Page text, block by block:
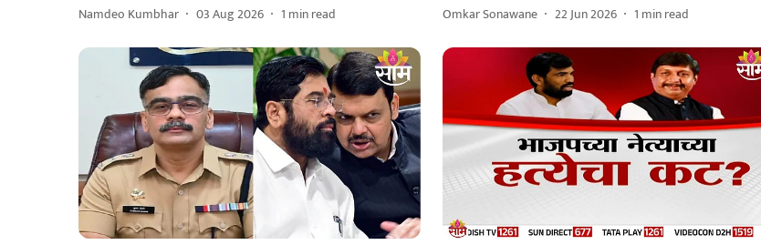
Namdeo Kumbhar 03 Aug 2026 1 min read Omkar Sonawane 22 Jun 2026 1 min read